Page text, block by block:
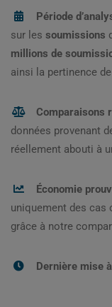
Période
sur les soumissions
millions de
ainsi la pertinence
Comparaisons
données provenant
réellement abouti à
Économie
uniquement des cas
grâce à notre
Dernière mise